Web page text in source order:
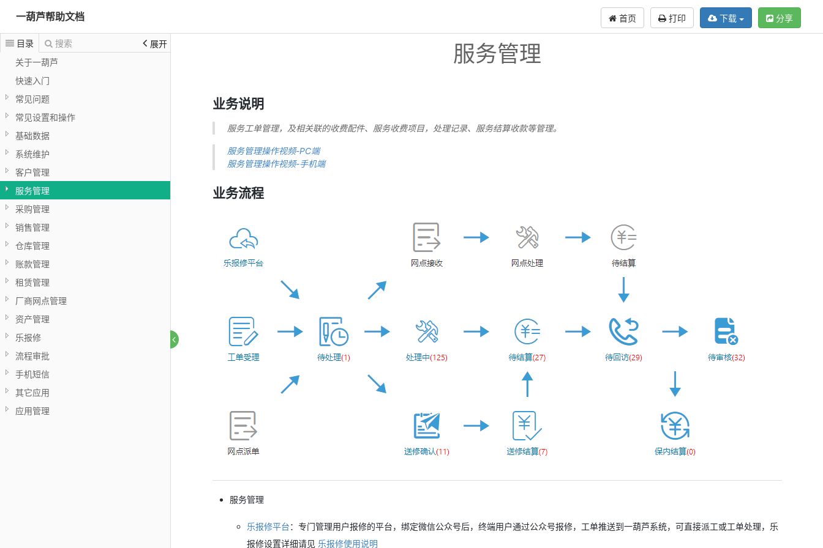
一葫芦帮助文档 首页 打印 分享
下载
目录 搜索
展开
关于一葫芦
快速入门
常见问题
常见设置和操作
基础数据
系统维护
客户管理
服务管理
采购管理
销售管理
仓库管理
账款管理
租赁管理
厂商网点管理
资产管理
乐报修
流程审批
手机短信
其它应用
应用管理
服务管理
业务说明
服务工单管理，及相关联的收费配件、服务收费项目，处理记录、服务结算收款等管理。
服务管理操作视频-PC端
服务管理操作视频-手机端
业务流程
服务管理
乐报修平台：专门管理用户报修的平台，绑定微信公众号后，终端用户通过公众号报修，工单推送到一葫芦系统，可直接派工或工单处理，乐
报修设置详细请见 乐报修使用说明